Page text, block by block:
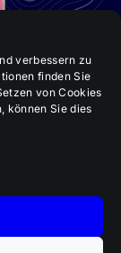
verbessern zu
finden Sie
von Cookies
können Sie dies